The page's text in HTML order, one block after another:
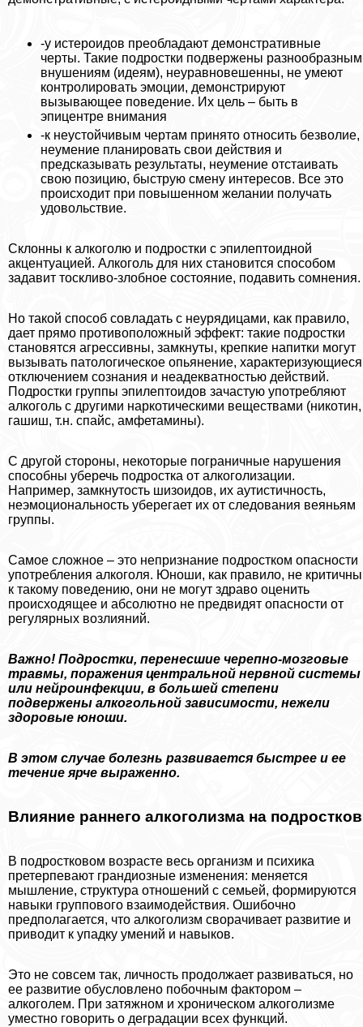
-у истероидов преобладают демонстративные
черты. Такие подростки подвержены разнообразным
внушениям (идеям), неуравновешенны, не умеют
контролировать эмоции, демонстрируют
вызывающее поведение. Их цель – быть в
эпицентре внимания
-к неустойчивым чертам принято относить безволие,
неумение планировать свои действия и
предсказывать результаты, неумение отстаивать
свою позицию, быструю смену интересов. Все это
происходит при повышенном желании получать
удовольствие.
Склонны к алкоголю и подростки с эпилептоидной
акцентуацией. Алкоголь для них становится способом
задавит тоскливо-злобное состояние, подавить сомнения.
Но такой способ совладать с неурядицами, как правило,
дает прямо противоположный эффект: такие подростки
становятся агрессивны, замкнуты, крепкие напитки могут
вызывать патологическое опьянение, хаpaктеризующиеся
отключением сознания и неадекватностью действий.
Подростки группы эпилептоидов зачастую употрeбляют
алкоголь с другими наркотическими веществами (никотин,
гашиш, т.н. спайс, амфетамины).
С другой стороны, некоторые пограничные нарушения
способны уберечь подростка от алкоголизации.
Например, замкнутость шизоидов, их аутистичность,
неэмоциональность уберегает их от следования веяньям
группы.
Самое сложное – это непризнание подростком опасности
употрeбления алкоголя. Юноши, как правило, не критичны
к такому поведению, они не могут здраво оценить
происходящее и абсолютно не предвидят опасности от
регулярных возлияний.
Важно! Подростки, перенесшие черепно-мозговые
травмы, поражения центральной нервной системы
или нейроинфекции, в большей степени
подвержены алкогольной зависимости, нежели
здоровые юноши.
В этом случае болезнь развивается быстрее и ее
течение ярче выраженно.
Влияние раннего алкоголизма на подростков
В подростковом возрасте весь организм и психика
претерпевают грандиозные изменения: меняется
мышление, структура отношений с семьей, формируются
навыки группового взаимодействия. Ошибочно
предполагается, что алкоголизм сворачивает развитие и
приводит к упадку умений и навыков.
Это не совсем так, личность продолжает развиваться, но
ее развитие обусловлено побочным фактором –
алкоголем. При затяжном и хроническом алкоголизме
уместно говорить о деградации всех функций.